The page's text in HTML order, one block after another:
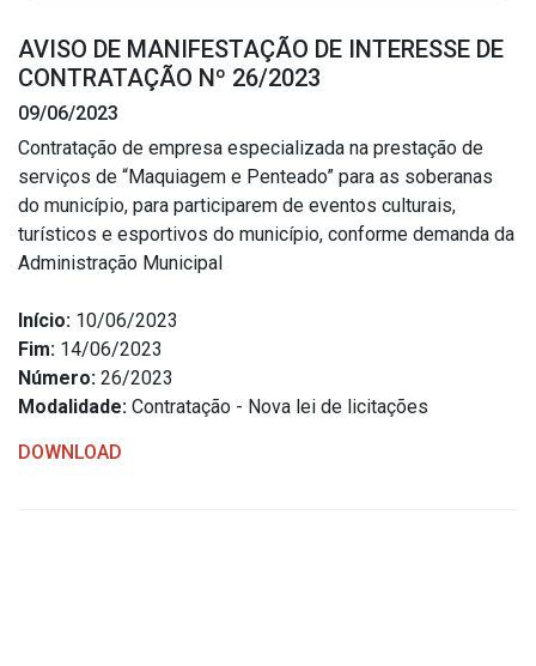
Estrutura Organizacional
Secretarias
Administração
Agricultura e Meio Ambiente
Assistência Social
Educação, Cultura, Desporto e Turismo
Obras
AVISO DE MANIFESTAÇÃO DE INTERESSE DE
CONTRATAÇÃO Nº 26/2023
09/06/2023
Contratação de empresa especializada na prestação de
serviços de “Maquiagem e Penteado” para as soberanas
do município, para participarem de eventos culturais,
turísticos e esportivos do município, conforme demanda da
Administração Municipal
Início: 10/06/2023
Fim: 14/06/2023
Número: 26/2023
Modalidade: Contratação - Nova lei de licitações
DOWNLOAD